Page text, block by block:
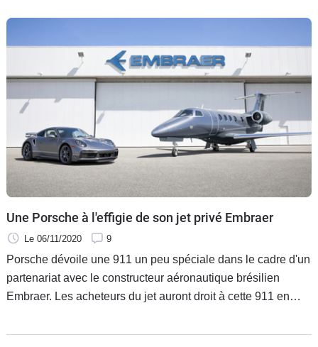
Une Porsche à l'effigie de son jet privé Embraer
Le 06/11/2020 9
Porsche dévoile une 911 un peu spéciale dans le cadre d'un
partenariat avec le constructeur aéronautique brésilien
Embraer. Les acheteurs du jet auront droit à cette 911 en